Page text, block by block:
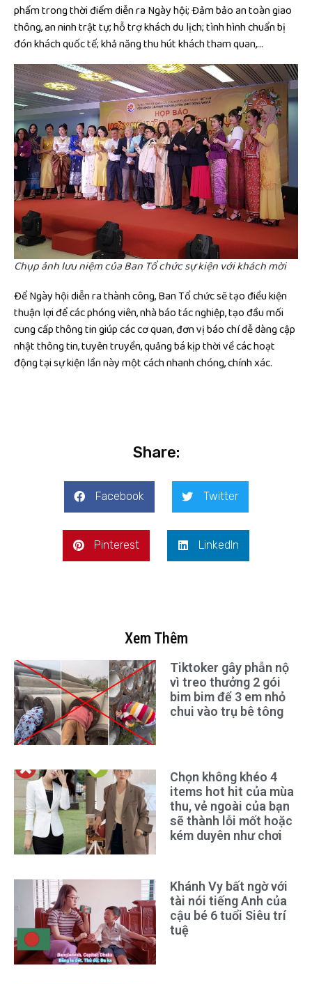
phẩm trong thời điểm diễn ra Ngày hội; Đảm bảo an toàn giao
thông, an ninh trật tự; hỗ trợ khách du lịch; tình hình chuẩn bị
đón khách quốc tế; khả năng thu hút khách tham quan,…
Chụp ảnh lưu niệm của Ban Tổ chức sự kiện với khách mời
Để Ngày hội diễn ra thành công, Ban Tổ chức sẽ tạo điều kiện
thuận lợi để các phóng viên, nhà báo tác nghiệp, tạo đầu mối
cung cấp thông tin giúp các cơ quan, đơn vị báo chí dễ dàng cập
nhật thông tin, tuyên truyền, quảng bá kịp thời về các hoạt
động tại sự kiện lần này một cách nhanh chóng, chính xác.
Share:
Facebook Twitter
Pinterest LinkedIn
Xem Thêm
Tiktoker gây phẫn nộ
vì treo thưởng 2 gói
bim bim để 3 em nhỏ
chui vào trụ bê tông
Chọn không khéo 4
items hot hit của mùa
thu, vẻ ngoài của bạn
sẽ thành lỗi mốt hoặc
kém duyên như chơi
Khánh Vy bất ngờ với
tài nói tiếng Anh của
cậu bé 6 tuổi Siêu trí
tuệ